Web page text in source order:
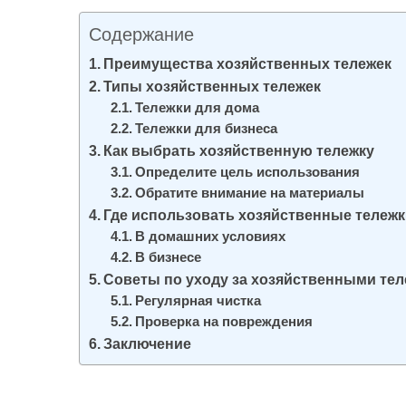
Содержание
Преимущества хозяйственных тележек
Типы хозяйственных тележек
Тележки для дома
Тележки для бизнеса
Как выбрать хозяйственную тележку
Определите цель использования
Обратите внимание на материалы
Где использовать хозяйственные
В домашних условиях
В бизнесе
Советы по уходу за хозяйственными
Регулярная чистка
Проверка на повреждения
Заключение